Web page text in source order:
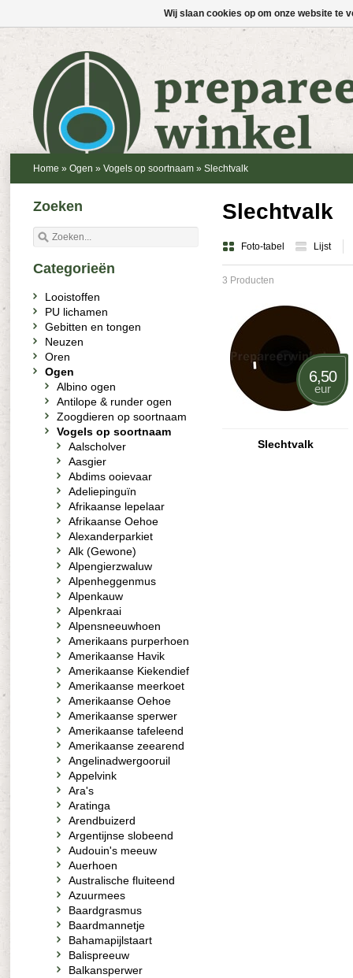
Home » Ogen » Vogels op soortnaam » Slechtvalk
Slechtvalk
Foto-tabel Lijst
3 Producten
6,50
eur
Slechtvalk
Zoeken
Categorieën
Looistoffen
PU lichamen
Gebitten en tongen
Neuzen
Oren
Ogen
Albino ogen
Antilope & runder ogen
Zoogdieren op soortnaam
Vogels op soortnaam
Aalscholver
Aasgier
Abdims ooievaar
Adeliepinguïn
Afrikaanse lepelaar
Afrikaanse Oehoe
Alexanderparkiet
Alk (Gewone)
Alpengierzwaluw
Alpenheggenmus
Alpenkauw
Alpenkraai
Alpensneeuwhoen
Amerikaans purperhoen
Amerikaanse Havik
Amerikaanse Kiekendief
Amerikaanse meerkoet
Amerikaanse Oehoe
Amerikaanse sperwer
Amerikaanse tafeleend
Amerikaanse zeearend
Angelinadwergooruil
Appelvink
Ara's
Aratinga
Arendbuizerd
Argentijnse slobeend
Audouin's meeuw
Auerhoen
Australische fluiteend
Azuurmees
Baardgrasmus
Baardmannetje
Bahamapijlstaart
Balispreeuw
Balkansperwer
Wij slaan cookies op om onze website te